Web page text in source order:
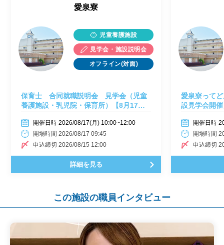
愛泉寮
児童養護施設
見学会・施設説明会
オフライン(対面)
保育士 合同就職説明会 見学会（児童
養護施設・乳児院・保育所）【8月17日
開催日時 2026/08/17(月) 10:00~12:00
開場時間 2026/08/17 09:45
申込締切 2026/08/15 12:00
詳細を見る
愛泉寮って
設見学会開
開催日時
開場時間
申込締切
この施設の職員インタビュー